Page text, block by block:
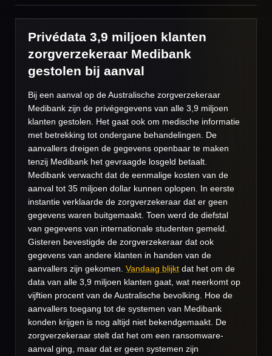
Privédata 3,9 miljoen klanten
zorgverzekeraar Medibank
gestolen bij aanval
Bij een aanval op de Australische zorgverzekeraar
Medibank zijn de privégegevens van alle 3,9 miljoen
klanten gestolen. Het gaat ook om medische informatie
met betrekking tot ondergane behandelingen. De
aanvallers dreigen de gegevens openbaar te maken
tenzij Medibank het gevraagde losgeld betaalt.
Medibank verwacht dat de eenmalige kosten van de
aanval tot 35 miljoen dollar kunnen oplopen. In eerste
instantie verklaarde de zorgverzekeraar dat er geen
gegevens waren buitgemaakt. Toen werd de diefstal
van gegevens van internationale studenten gemeld.
Gisteren bevestigde de zorgverzekeraar dat ook
gegevens van andere klanten in handen van de
aanvallers zijn gekomen. Vandaag blijkt dat het om de
data van alle 3,9 miljoen klanten gaat, wat neerkomt op
vijftien procent van de Australische bevolking. Hoe de
aanvallers toegang tot de systemen van Medibank
konden krijgen is nog altijd niet bekendgemaakt. De
zorgverzekeraar stelt dat het om een ransomware-
aanval ging, maar dat er geen systemen zijn